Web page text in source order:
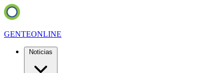
GENTEONLINE
Noticias